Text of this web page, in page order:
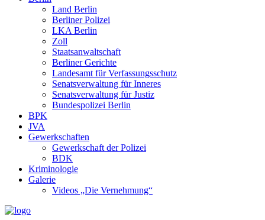
Land Berlin
Berliner Polizei
LKA Berlin
Zoll
Staatsanwaltschaft
Berliner Gerichte
Landesamt für Verfassungsschutz
Senatsverwaltung für Inneres
Senatsverwaltung für Justiz
Bundespolizei Berlin
BPK
JVA
Gewerkschaften
Gewerkschaft der Polizei
BDK
Kriminologie
Galerie
Videos „Die Vernehmung“